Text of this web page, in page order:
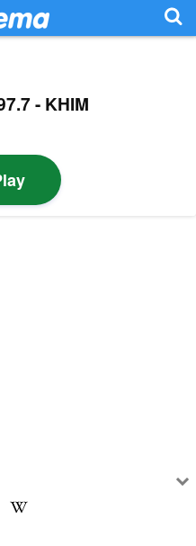
- KHIM